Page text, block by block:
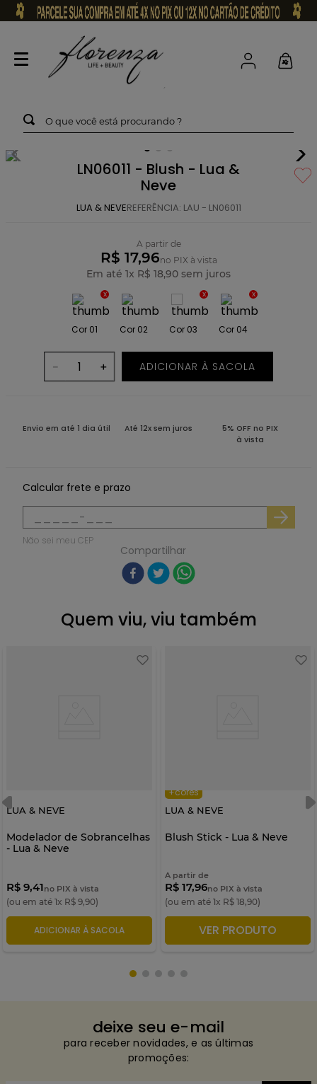
O que você está procurando ?
LN06011 - Blush - Lua &
Neve
LUA & NEVEREFERÊNCIA: LAU - LN06011
A partir de
R$ 17,96no PIX à vista
Em até 1x R$ 18,90 sem juros
Cor 01 Cor 02 Cor 03 Cor 04
＋
－ ADICIONAR À SACOLA
Envio em até 1 dia útil Até 12x sem juros
5% OFF no PIX
à vista
Calcular frete e prazo
Não sei meu CEP
Compartilhar
Quem viu, viu também
LUA & NEVE
Modelador de Sobrancelhas
- Lua & Neve
R$ 9,41no PIX à vista
(ou em até 1x R$ 9,90)
ADICIONAR À SACOLA
+cores
LUA & NEVE
Blush Stick - Lua & Neve
A partir de
R$ 17,96no PIX à vista
(ou em até 1x R$ 18,90)
ADICIONAR À SACOLA
VER PRODUTO
deixe seu e-mail
para receber novidades, e as últimas
promoções: